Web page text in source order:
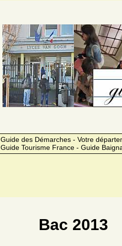
Guide des Démarches - Votre
Guide Tourisme France - Guide
Bac 2013